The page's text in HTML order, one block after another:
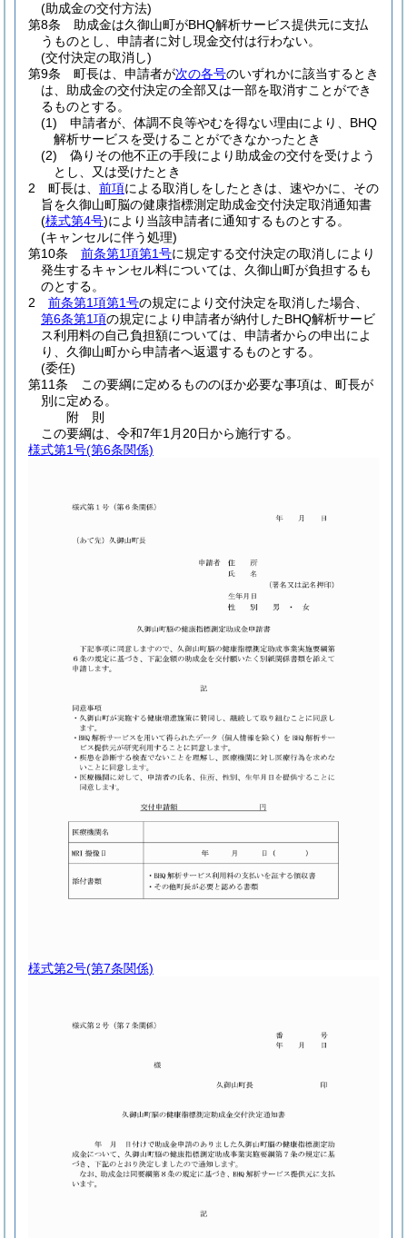
(助成金の交付方法)
第8条
助成金は久御山町がBHQ解析サービス提供元に支払
うものとし、申請者に対し現金交付は行わない。
(交付決定の取消し)
第9条
町長は、申請者が次の各号のいずれかに該当するとき
は、助成金の交付決定の全部又は一部を取消すことができ
るものとする。
(1)
申請者が、体調不良等やむを得ない理由により、BHQ
解析サービスを受けることができなかったとき
(2)
偽りその他不正の手段により助成金の交付を受けよう
とし、又は受けたとき
2
町長は、 前項による取消しをしたときは、速やかに、その
旨を久御山町脳の健康指標測定助成金交付決定取消通知書
(様式第4号)により当該申請者に通知するものとする。
(キャンセルに伴う処理)
第10条
前条第1項第1号に規定する交付決定の取消しにより
発生するキャンセル料については、久御山町が負担するも
のとする。
2
前条第1項第1号の規定により交付決定を取消した場合、
第6条第1項の規定により申請者が納付したBHQ解析サービ
ス利用料の自己負担額については、申請者からの申出によ
り、久御山町から申請者へ返還するものとする。
(委任)
第11条
この要綱に定めるもののほか必要な事項は、町長が
別に定める。
附 則
この要綱は、令和7年1月20日から施行する。
様式第1号(第6条関係)
様式第2号(第7条関係)